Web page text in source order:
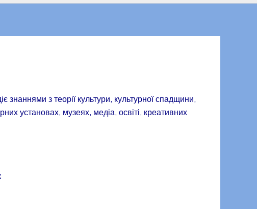
знаннями з теорії культури, культурної спадщини,
установах, музеях, медіа, освіті, креативних